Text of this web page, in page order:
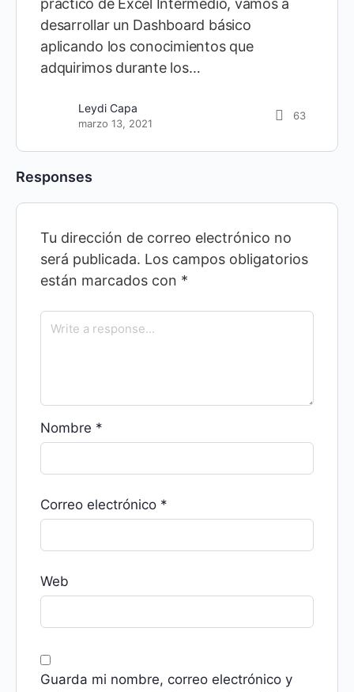
práctico de Excel Intermedio, vamos a
desarrollar un Dashboard básico
aplicando los conocimientos que
adquirimos durante los…
Leydi Capa
marzo 13, 2021
63
Responses
Tu dirección de correo electrónico no
será publicada. Los campos obligatorios
están marcados con *
Nombre *
Correo electrónico *
Web
Guarda mi nombre, correo electrónico y